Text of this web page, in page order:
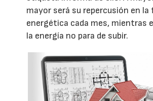
mayor será su repercusión en
energética cada mes, mientras
la energía no para de subir.